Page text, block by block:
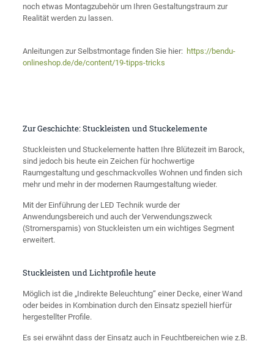
noch etwas Montagzubehör um Ihren Gestaltungstraum zur
Realität werden zu lassen.
Anleitungen zur Selbstmontage finden Sie hier: https://bendu-
onlineshop.de/de/content/19-tipps-tricks
Zur Geschichte: Stuckleisten und Stuckelemente
Stuckleisten und Stuckelemente hatten Ihre Blütezeit im Barock,
sind jedoch bis heute ein Zeichen für hochwertige
Raumgestaltung und geschmackvolles Wohnen und finden sich
mehr und mehr in der modernen Raumgestaltung wieder.
Mit der Einführung der LED Technik wurde der
Anwendungsbereich und auch der Verwendungszweck
(Stromersparnis) von Stuckleisten um ein wichtiges Segment
erweitert.
Stuckleisten und Lichtprofile heute
Möglich ist die „Indirekte Beleuchtung“ einer Decke, einer Wand
oder beides in Kombination durch den Einsatz speziell hierfür
hergestellter Profile.
Es sei erwähnt dass der Einsatz auch in Feuchtbereichen wie z.B.